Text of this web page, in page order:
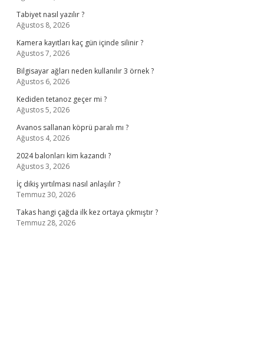
Tabiyet nasıl yazılır ?
Ağustos 8, 2026
Kamera kayıtları kaç gün içinde silinir ?
Ağustos 7, 2026
Bilgisayar ağları neden kullanılır 3 örnek ?
Ağustos 6, 2026
Kediden tetanoz geçer mi ?
Ağustos 5, 2026
Avanos sallanan köprü paralı mı ?
Ağustos 4, 2026
2024 balonları kim kazandı ?
Ağustos 3, 2026
İç dikiş yırtılması nasıl anlaşılır ?
Temmuz 30, 2026
Takas hangi çağda ilk kez ortaya çıkmıştır ?
Temmuz 28, 2026